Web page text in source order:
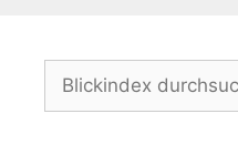
Suchen